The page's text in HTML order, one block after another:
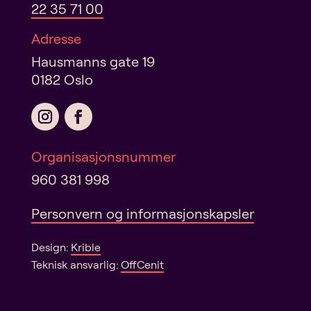
22 35 71 00
Adresse
Hausmanns gate 19
0182 Oslo
Organisasjonsnummer
960 381 998
Personvern og informasjonskapsler
Design: Krible
Teknisk ansvarlig: OffCenit